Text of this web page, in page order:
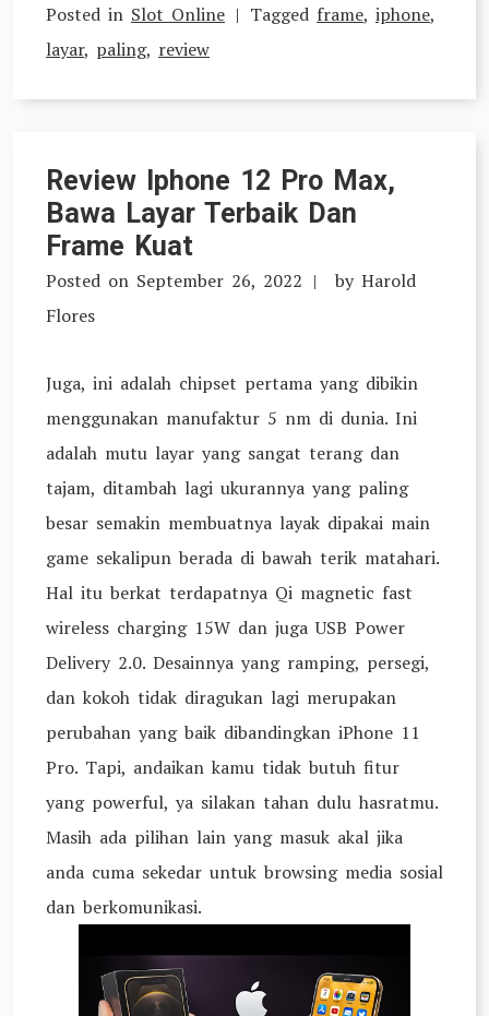
Posted in Slot Online Tagged frame, iphone,
layar, paling, review
Review Iphone 12 Pro Max,
Bawa Layar Terbaik Dan
Frame Kuat
Posted on September 26, 2022 by Harold
Flores
Juga, ini adalah chipset pertama yang dibikin
menggunakan manufaktur 5 nm di dunia. Ini
adalah mutu layar yang sangat terang dan
tajam, ditambah lagi ukurannya yang paling
besar semakin membuatnya layak dipakai main
game sekalipun berada di bawah terik matahari.
Hal itu berkat terdapatnya Qi magnetic fast
wireless charging 15W dan juga USB Power
Delivery 2.0. Desainnya yang ramping, persegi,
dan kokoh tidak diragukan lagi merupakan
perubahan yang baik dibandingkan iPhone 11
Pro. Tapi, andaikan kamu tidak butuh fitur
yang powerful, ya silakan tahan dulu hasratmu.
Masih ada pilihan lain yang masuk akal jika
anda cuma sekedar untuk browsing media sosial
dan berkomunikasi.